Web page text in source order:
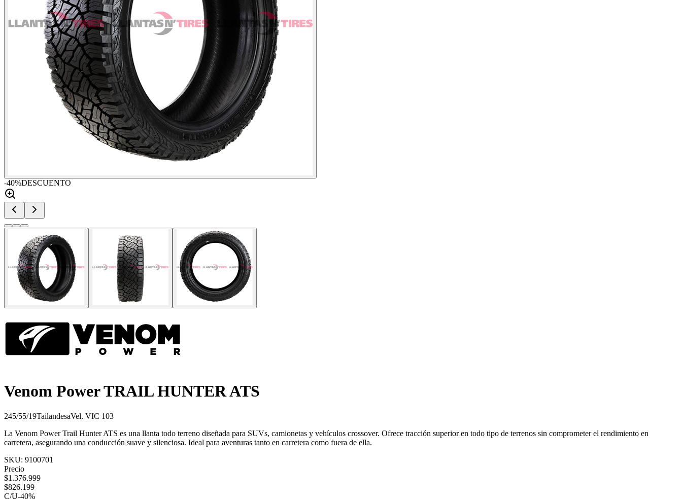
-40%DESCUENTO
Venom Power TRAIL HUNTER ATS
245/55/19TailandesaVel. VIC 103
La Venom Power Trail Hunter ATS es una llanta todo terreno diseñada para SUVs, camionetas y vehículos crossover. Ofrece tracción superior en todo tipo de terrenos sin comprometer el rendimiento en
carretera, asegurando una conducción suave y silenciosa. Ideal para aventuras tanto en carretera como fuera de ella.
SKU: 9100701
Precio
$1.376.999
$826.199
C/U-40%